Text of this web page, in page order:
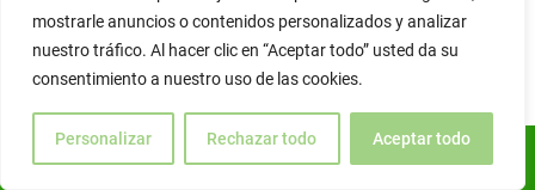
mostrarle anuncios o contenidos personalizados y analizar
nuestro tráfico. Al hacer clic en “Aceptar todo” usted da su
consentimiento a nuestro uso de las cookies.
Personalizar Rechazar todo Aceptar todo
ES